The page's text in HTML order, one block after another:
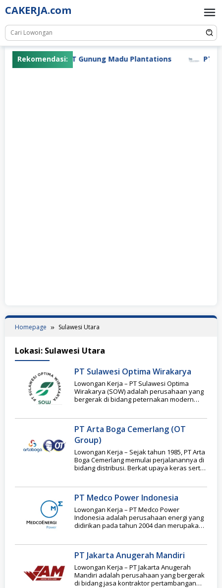
Skip
to
content
CAKERJA.com
Rekomendasi:PT Gunung Madu Plantations PT
Homepage Sulawesi Utara
Lokasi: Sulawesi Utara
PT Sulawesi Optima Wirakarya
Lowongan Kerja – PT Sulawesi Optima
Wirakarya (SOW) adalah perusahaan yang
bergerak di bidang peternakan modern
PT Arta Boga Cemerlang (OT
Group)
Lowongan Kerja – Sejak tahun 1985, PT Arta
Boga Cemerlang memulai perjalanannya di
bidang distribusi. Berkat upaya keras serta
PT Medco Power Indonesia
Lowongan Kerja – PT Medco Power
Indonesia adalah perusahaan energi yang
didirikan pada tahun 2004 dan merupakan
PT Jakarta Anugerah Mandiri
Lowongan Kerja – PT Jakarta Anugerah
Mandiri adalah perusahaan yang bergerak
di bidang jasa kontraktor pertambangan